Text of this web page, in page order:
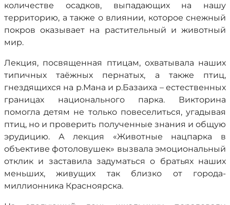
количестве осадков, выпадающих на нашу
территорию, а также о влиянии, которое снежный
покров оказывает на растительный и животный
мир.
Лекция, посвященная птицам, охватывала наших
типичных таёжных пернатых, а также птиц,
гнездящихся на р.Мана и р.Базаиха – естественных
границах национального парка. Викторина
помогла детям не только повеселиться, угадывая
птиц, но и проверить полученные знания и общую
эрудицию. А лекция «Животные нацпарка в
объективе фотоловушек» вызвала эмоциональный
отклик и заставила задуматься о братьях наших
меньших, живущих так близко от города-
миллионника Красноярска.